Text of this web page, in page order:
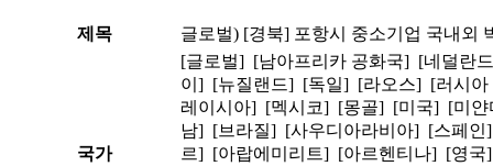
제목 글로벌) [경북] 포항시 중소기업 국내외
국가
[글로벌] [남아프리카 공화국] [네덜란
이] [뉴질랜드] [독일] [라오스] [러시아
레이시아] [멕시코] [몽골] [미국] [미
남] [브라질] [사우디아라비아] [스페인
르] [아랍에미리트] [아르헨티나] [영국